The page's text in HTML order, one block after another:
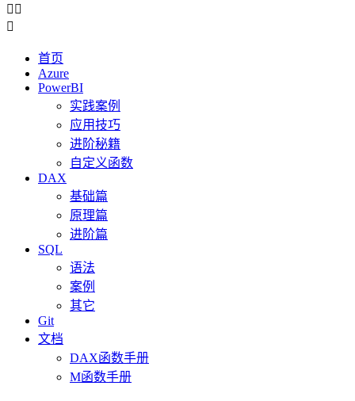
 

首页
Azure
PowerBI
实践案例
应用技巧
进阶秘籍
自定义函数
DAX
基础篇
原理篇
进阶篇
SQL
语法
案例
其它
Git
文档
DAX函数手册
M函数手册